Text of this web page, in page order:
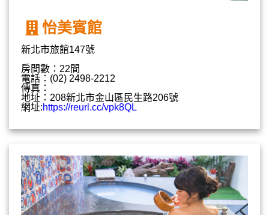
怡美賓館
新北市旅館147號
房間數：22間
電話：(02) 2498-2212
傳真：
地址：208新北市金山區民生路206號
網址:https://reurl.cc/vpk8QL